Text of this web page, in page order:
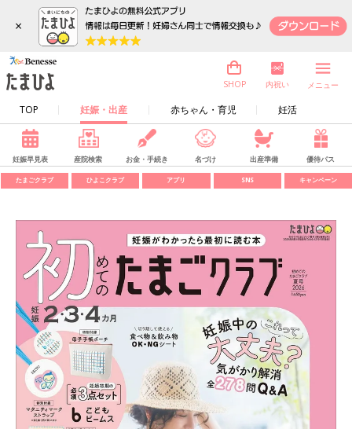
×
TOP 妊娠・出産 赤ちゃん・育児 妊活
SHOP 内祝い メニュー
妊娠早見表 産院検索 お金・手続き 名づけ 出産準備 優待パス
たまごクラブ ひよこクラブ アプリ SNS キャンペーン